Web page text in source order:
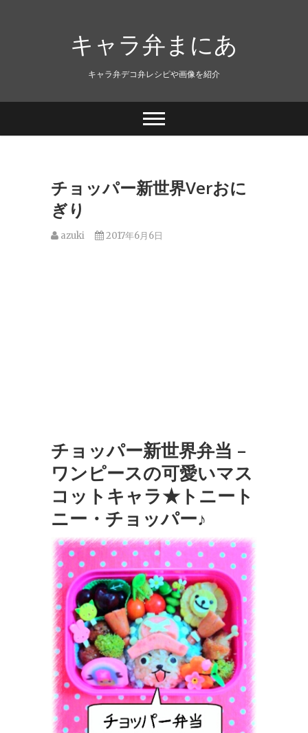
キャラ弁まにあ
キャラ弁デコ弁レシピや画像を紹介
チョッパー新世界Verおに
ぎり
azuki 2017年6月6日
チョッパー新世界弁当 –
ワンピースの可愛いマス
コットキャラ★トニート
ニー・チョッパー♪